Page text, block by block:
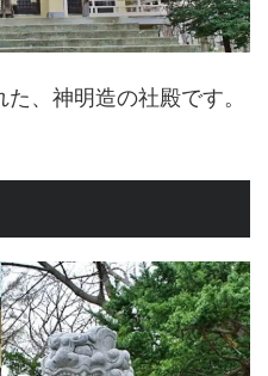
、神明造の社殿です。